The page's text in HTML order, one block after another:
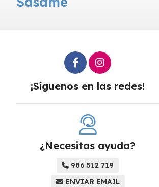
¡Síguenos en las redes!
¿Necesitas ayuda?
986 512 719
ENVIAR EMAIL